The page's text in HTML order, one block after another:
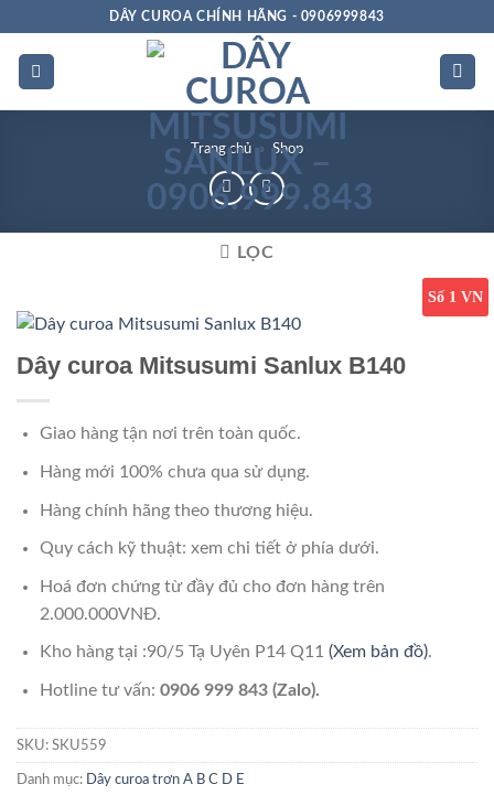
dung
DÂY CUROA CHÍNH HÃNG - 0906999843
Trang chủ » Shop
LỌC
Số 1 VN
Dây curoa Mitsusumi Sanlux B140
Giao hàng tận nơi trên toàn quốc.
Hàng mới 100% chưa qua sử dụng.
Hàng chính hãng theo thương hiệu.
Quy cách kỹ thuật: xem chi tiết ở phía dưới.
Hoá đơn chứng từ đầy đủ cho đơn hàng trên
2.000.000VNĐ.
Kho hàng tại :90/5 Tạ Uyên P14 Q11 (Xem bản đồ).
Hotline tư vấn: 0906 999 843 (Zalo).
SKU: SKU559
Danh mục: Dây curoa trơn A B C D E